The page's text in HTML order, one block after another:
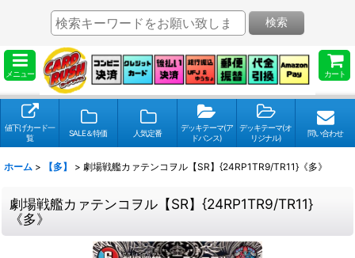
メニュー カート
検索
値下げカード一
覧
SALE＆特価 人気定番
デッキテーマ(ア
ドバンス)
デッキテーマ(オ
リジナル)
問い合わせ
ホーム > 【多】 > 劇場戦艦カァテンコヲル【SR】{24RP1TR9/TR11}《多》
劇場戦艦カァテンコヲル【SR】{24RP1TR9/TR11}
《多》